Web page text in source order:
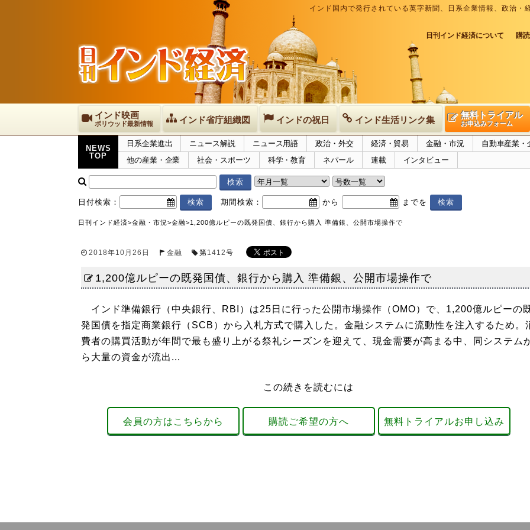
インド国内で発行されている英字新聞、日系企業情報、政治
日刊インド経済について 購
インド映画
ボリウッド最新情報 インド省庁組織図 インドの祝日 インド生活リンク集 無料トライアル
お申込みフォーム
NEWS
TOP
日系企業進出 ニュース解説 ニュース用語 政治・外交 経済・貿易 金融・市況
自動車産業・
他の産業・企業
社会・スポーツ 科学・教育 ネパール 連載 インタビュー
日付検索： 期間検索： から までを
日刊インド経済>金融・市況 >金融>1,200億ルピーの既発国債、銀行から購入 準備銀、公開市場操作で
2018年10月26日 金融 第1412号
1,200億ルピーの既発国債、銀行から購入 準備銀、公開市場操作で
インド準備銀行（中央銀行、RBI）は25日に行った公開市場操作（OMO）で、1,200億ルピーの
発国債を指定商業銀行（SCB）から入札方式で購入した。金融システムに流動性を注入するため。
費者の購買活動が年間で最も盛り上がる祭礼シーズンを迎えて、現金需要が高まる中、同システム
ら大量の資金が流出...
この続きを読むには
会員の方はこちらから 購読ご希望の方へ 無料トライアルお申し込み